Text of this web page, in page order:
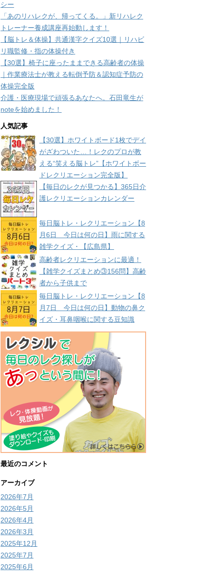
シー
「あのリハレクが、帰ってくる。」新リハレク
トレーナー養成講座再始動します！
【脳トレ＆体操】共通漢字クイズ10選｜リハビ
リ職監修・指の体操付き
【30選】椅子に座ったままできる高齢者の体操
｜作業療法士が教える転倒予防＆認知症予防の
体操完全版
介護・医療現場で頑張るあなたへ。石田竜生が
noteを始めました！
人気記事
【30選】ホワイトボード1枚でデイ
がざわついた…！レクのプロが教
える“笑える脳トレ”【ホワイトボー
ドレクリエーション完全版】
【毎日のレクが見つかる】365日介
護レクリエーションカレンダー
毎日脳トレ・レクリエーション【8
月6日 今日は何の日】雨に関する
雑学クイズ・【広島県】
高齢者レクリエーションに最適！
【雑学クイズまとめ③156問】高齢
者から子供まで
毎日脳トレ・レクリエーション【8
月7日 今日は何の日】動物の鼻ク
イズ・耳鼻咽喉に関する豆知識
最近のコメント
アーカイブ
2026年7月
2026年5月
2026年4月
2026年3月
2025年12月
2025年7月
2025年6月